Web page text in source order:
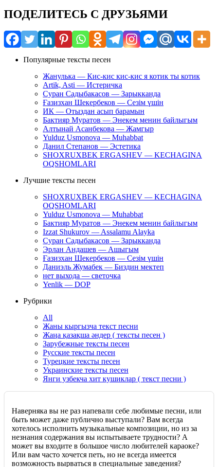
ПОДЕЛИТЕСЬ С ДРУЗЬЯМИ
Популярные тексты песен
Жанулька — Кис-кис кис-кис я котик ты котик
Artik, Asti — Истеричка
Суран Садыбакасов — Зарыкканда
Ғазизхан Шекербеков — Сезім үшін
ИК — Отыздан асып барамын
Бактияр Муратов — Энекем менин байлыгым
Алтынай Асанбекова — Жамгыр
Yulduz Usmonova — Muhabbat
Данил Степанов — Эстетика
SHOXRUXBEK ERGASHEV — KECHAGINA
OQSHOMLARI
Лучшие тексты песен
SHOXRUXBEK ERGASHEV — KECHAGINA
OQSHOMLARI
Yulduz Usmonova — Muhabbat
Бактияр Муратов — Энекем менин байлыгым
Izzat Shukurov — Assalamu Alayka
Суран Садыбакасов — Зарыкканда
Эрлан Андашев — Ашыгым
Ғазизхан Шекербеков — Сезім үшін
Даниэль Жумабек — Биздин мектеп
нет выхода — светочка
Yenlik — DOP
Рубрики
All
Жаны кыргызча текст песни
Жаңа қазақша әндер ( тексты песен )
Зарубежные тексты песен
Русские тексты песен
Турецкие тексты песен
Украинские тексты песен
Янги узбекча хит кушиклар ( текст песни )
Наверняка вы не раз напевали себе любимые песни, или
быть может даже публично выступали? Вам всегда
хотелось исполнить музыкальные композиции, но из за
незнания содержания вы испытываете трудности? А
может вы входите в большое число любителей караоке?
Или вам часто хочется петь, но не всегда имеется
возможность вырваться в специальные заведения?